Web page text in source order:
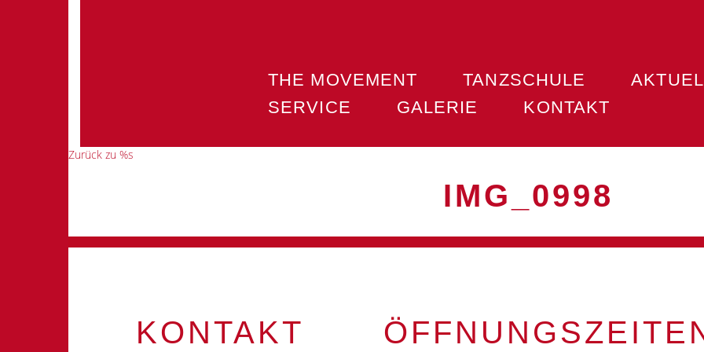
THE MOVEMENT TANZSCHULE
SERVICE
GALERIE KONTAKT
Zurück zu %s
IMG_0998
KONTAKT